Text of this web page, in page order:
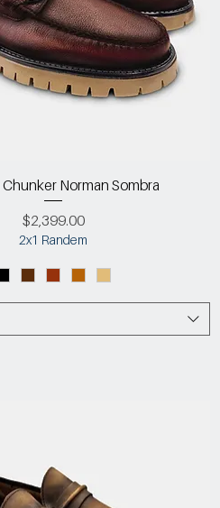
Norman Sombra
Precio
$2,399.00
2x1 Randem